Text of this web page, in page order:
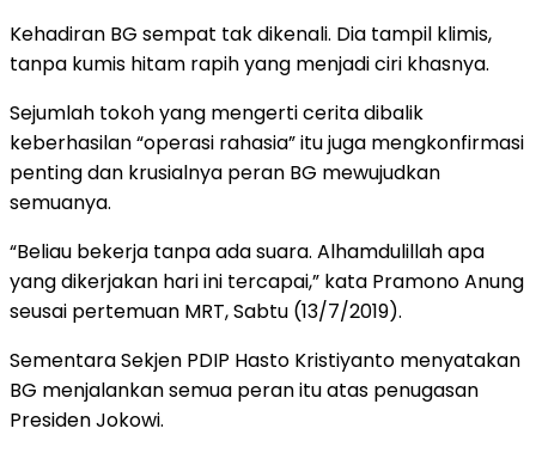
Kehadiran BG sempat tak dikenali. Dia tampil klimis,
tanpa kumis hitam rapih yang menjadi ciri khasnya.
Sejumlah tokoh yang mengerti cerita dibalik
keberhasilan “operasi rahasia” itu juga mengkonfirmasi
penting dan krusialnya peran BG mewujudkan
semuanya.
“Beliau bekerja tanpa ada suara. Alhamdulillah apa
yang dikerjakan hari ini tercapai,” kata Pramono Anung
seusai pertemuan MRT, Sabtu (13/7/2019).
Sementara Sekjen PDIP Hasto Kristiyanto menyatakan
BG menjalankan semua peran itu atas penugasan
Presiden Jokowi.